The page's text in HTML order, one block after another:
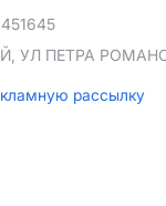
УЛ ПЕТРА
рассылку